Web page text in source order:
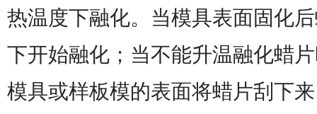
热温度下融化。当模具表面固化
下开始融化；当不能升温融化蜡
模具或样板模的表面将蜡片刮下